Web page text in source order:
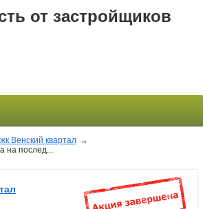
от застройщиков
Венский квартал →
на послед...